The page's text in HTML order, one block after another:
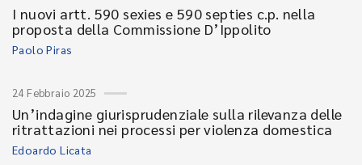
I nuovi artt. 590 sexies e 590 septies c.p. nella
proposta della Commissione D’Ippolito
Paolo Piras
24 Febbraio 2025
Un’indagine giurisprudenziale sulla rilevanza delle
ritrattazioni nei processi per violenza domestica
Edoardo Licata